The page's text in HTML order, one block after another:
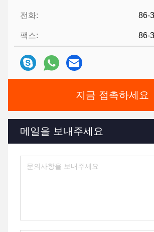
전화: 86-
팩스: 86-
지금 접촉하세요
메일을 보내주세요